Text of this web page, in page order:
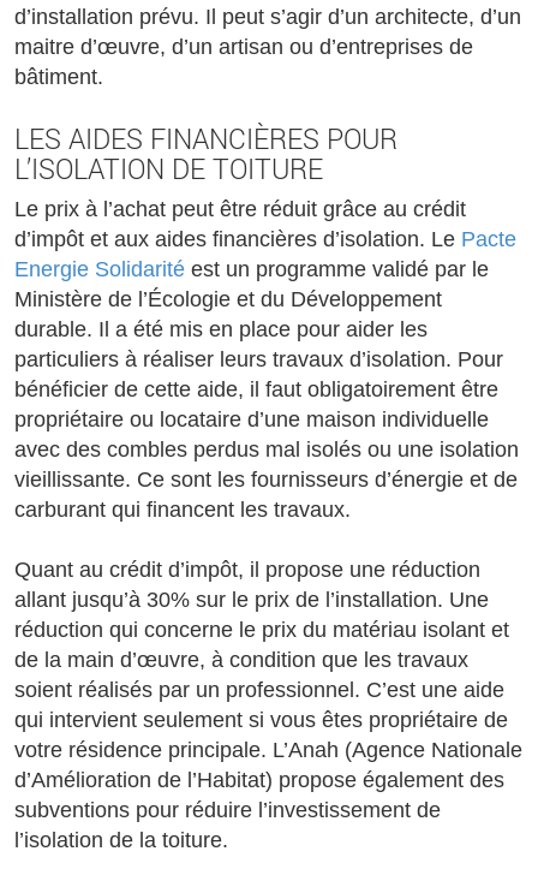
d’installation prévu. Il peut s’agir d’un architecte, d’un
maitre d’œuvre, d’un artisan ou d’entreprises de
bâtiment.
LES AIDES FINANCIÈRES POUR
L’ISOLATION DE TOITURE
Le prix à l’achat peut être réduit grâce au crédit
d’impôt et aux aides financières d’isolation. Le Pacte
Energie Solidarité est un programme validé par le
Ministère de l’Écologie et du Développement
durable. Il a été mis en place pour aider les
particuliers à réaliser leurs travaux d’isolation. Pour
bénéficier de cette aide, il faut obligatoirement être
propriétaire ou locataire d’une maison individuelle
avec des combles perdus mal isolés ou une isolation
vieillissante. Ce sont les fournisseurs d’énergie et de
carburant qui financent les travaux.
Quant au crédit d’impôt, il propose une réduction
allant jusqu’à 30% sur le prix de l’installation. Une
réduction qui concerne le prix du matériau isolant et
de la main d’œuvre, à condition que les travaux
soient réalisés par un professionnel. C’est une aide
qui intervient seulement si vous êtes propriétaire de
votre résidence principale. L’Anah (Agence Nationale
d’Amélioration de l’Habitat) propose également des
subventions pour réduire l’investissement de
l’isolation de la toiture.